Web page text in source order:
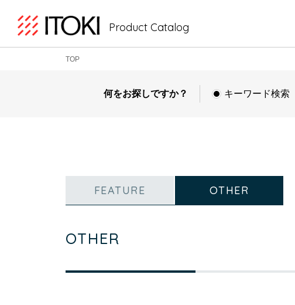
Product Catalog
TOP
何をお探しですか？ キーワード検索
FEATURE OTHER
OTHER